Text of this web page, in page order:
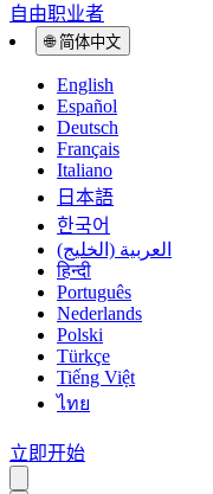
自由职业者
🌐 简体中文
English
Español
Deutsch
Français
Italiano
日本語
한국어
العربية (الخليج)
हिन्दी
Português
Nederlands
Polski
Türkçe
Tiếng Việt
ไทย
立即开始